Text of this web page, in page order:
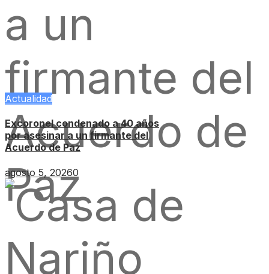
Actualidad
Excoronel condenado a 40 años
por asesinar a un firmante del
Acuerdo de Paz
agosto 5, 20260